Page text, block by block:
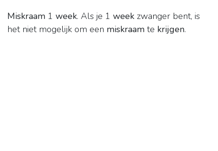
Miskraam 1 week. Als je 1 week zwanger bent, is
het niet mogelijk om een miskraam te krijgen.